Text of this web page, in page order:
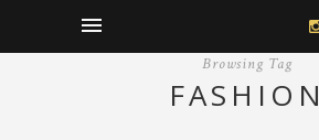
Browsing Tag
FASHION